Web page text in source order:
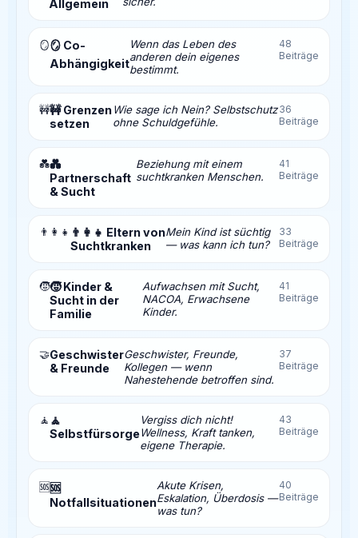
Allgemein
🪞🪞 Co-
Abhängigkeit
Wenn das Leben des
anderen dein eigenes
bestimmt.
48
Beiträge
🚧🚧 Grenzen
setzen
Wie sage ich Nein? Selbstschutz
ohne Schuldgefühle.
36
Beiträge
💑💑
Partnerschaft
& Sucht
Beziehung mit einem
suchtkranken Menschen.
41
Beiträge
👨‍👩‍👧 👨‍👩‍👧 Eltern von
Suchtkranken
Mein Kind ist süchtig
— was kann ich tun?
33
Beiträge
🧒🧒 Kinder &
Sucht in der
Familie
Aufwachsen mit Sucht,
NACOA, Erwachsene
Kinder.
41
Beiträge
🤝Geschwister
& Freunde
Geschwister, Freunde,
Kollegen — wenn
Nahestehende betroffen sind.
37
Beiträge
🧘 🧘
Selbstfürsorge
Vergiss dich nicht!
Wellness, Kraft tanken,
eigene Therapie.
43
Beiträge
🆘🆘
Notfallsituationen
Akute Krisen,
Eskalation, Überdosis —
was tun?
40
Beiträge